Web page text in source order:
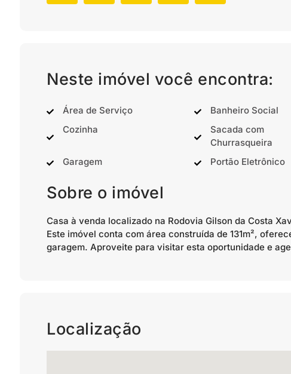
Neste imóvel você encontra:
Área de Serviço Banheiro Social
Cozinha
Sacada com
Churrasqueira
Garagem Portão Eletrônico
Sobre o imóvel
Casa à venda localizado na Rodovia Gilson da Costa
Este imóvel conta com área construída de 131m²,
garagem. Aproveite para visitar esta oportunidade e
Localização